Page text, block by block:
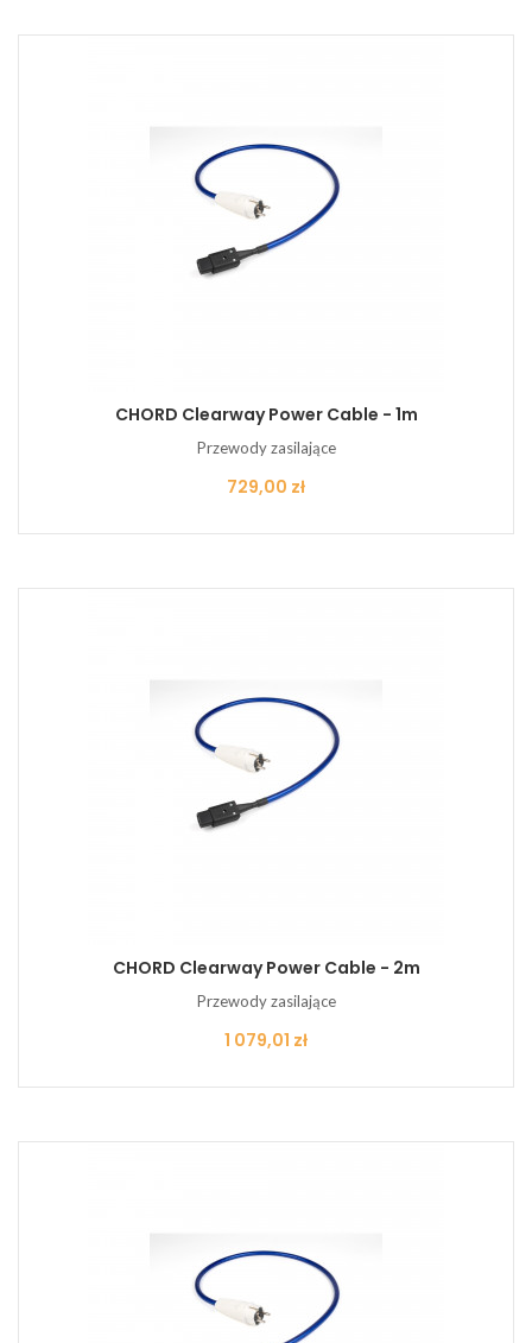
CHORD Clearway Power Cable - 1m
Przewody zasilające
Cena
729,00 zł
CHORD Clearway Power Cable - 2m
Przewody zasilające
Cena
1 079,01 zł